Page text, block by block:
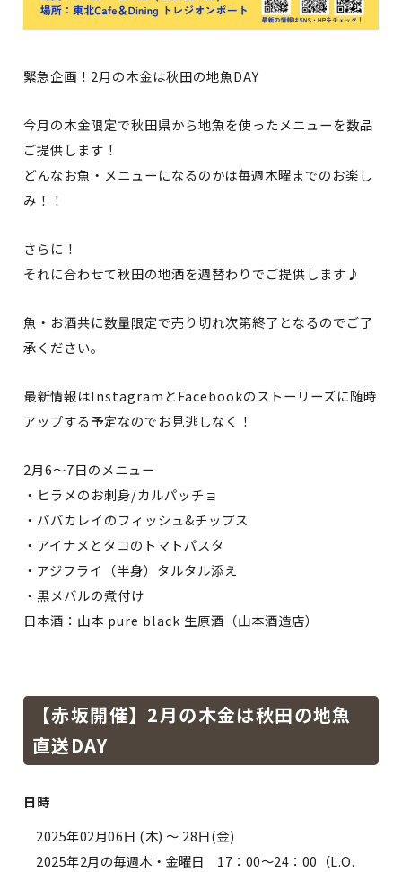
緊急企画！2月の木金は秋田の地魚DAY
今月の木金限定で秋田県から地魚を使ったメニューを数品
ご提供します！
どんなお魚・メニューになるのかは毎週木曜までのお楽し
み！！
さらに！
それに合わせて秋田の地酒を週替わりでご提供します♪
魚・お酒共に数量限定で売り切れ次第終了となるのでご了
承ください。
最新情報はInstagramとFacebookのストーリーズに随時
アップする予定なのでお見逃しなく！
2月6〜7日のメニュー
・ヒラメのお刺身/カルパッチョ
・ババカレイのフィッシュ&チップス
・アイナメとタコのトマトパスタ
・アジフライ（半身）タルタル添え
・黒メバルの煮付け
日本酒：山本 pure black 生原酒（山本酒造店）
【赤坂開催】2月の木金は秋田の地魚
直送DAY
日時
2025年02月06日 (木)〜 28日(金)
2025年2月の毎週木・金曜日 17：00〜24：00（L.O.